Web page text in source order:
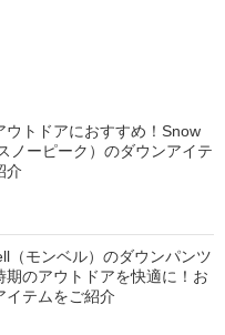
ウトドアにおすすめ！Snow
ノーピーク）のダウンアイテ
介
（モンベル）のダウンパンツ
期のアウトドアを快適に！お
イテムをご紹介